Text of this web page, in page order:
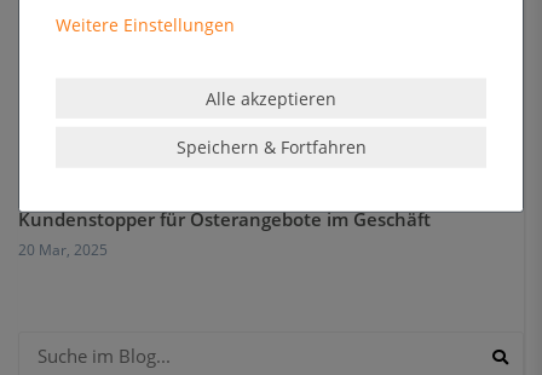
Kundenstopper für Osterangebote im Geschäft
20 Mar, 2025
Weitere Einstellungen
Alle akzeptieren
Speichern & Fortfahren